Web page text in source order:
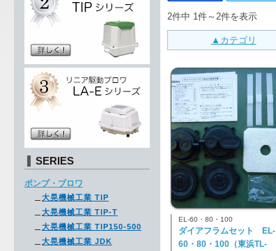
2件中 1件～2件を表示
▲カテゴリ
EL-60・80・100
ダイアフラムセット EL-
60・80・100（東浜TL-
SERIES
ポンプ・ブロワ
大晃機械工業 TIP
大晃機械工業 TIP-T
大晃機械工業 TIP150-500
大晃機械工業 JDK